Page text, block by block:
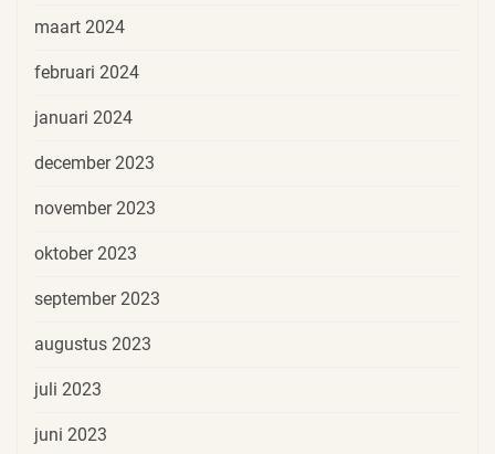
maart 2024
februari 2024
januari 2024
december 2023
november 2023
oktober 2023
september 2023
augustus 2023
juli 2023
juni 2023